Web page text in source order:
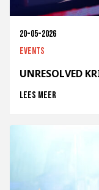
20-05-2026
Events
UNRESOLVED
Lees meer